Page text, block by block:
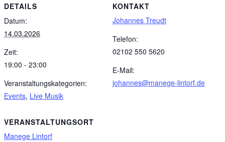
DETAILS
Datum:
14.03.2026
Zeit:
19:00 - 23:00
Veranstaltungskategorien:
Events, Live Musik
VERANSTALTUNGSORT
Manege Lintorf
KONTAKT
Johannes Treudt
Telefon:
02102 550 5620
E-Mail:
johannes@manege-lintorf.de